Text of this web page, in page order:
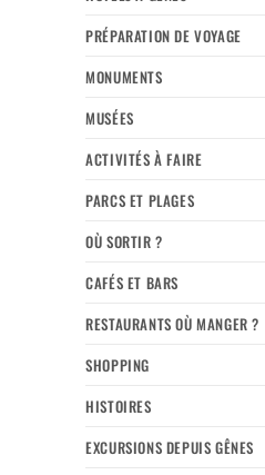
PRÉPARATION DE VOYAGE
MONUMENTS
MUSÉES
ACTIVITÉS À FAIRE
PARCS ET PLAGES
OÙ SORTIR ?
CAFÉS ET BARS
RESTAURANTS OÙ MANGER ?
SHOPPING
HISTOIRES
EXCURSIONS DEPUIS GÊNES